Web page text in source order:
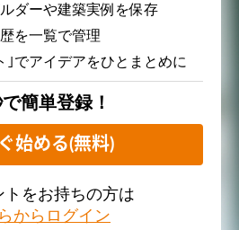
ダーや建築実例を保存
を一覧で管理
｣でアイデアをひとまとめに
簡単登録！
始める(無料)
トをお持ちの方は
からログイン